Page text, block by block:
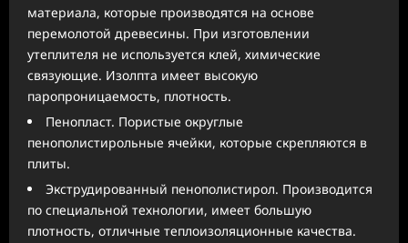
материала, которые производятся на основе
перемолотой древесины. При изготовлении
утеплителя не используется клей, химические
связующие. Изолпта имеет высокую
паропроницаемость, плотность.
Пенопласт. Пористые округлые
пенополистирольные ячейки, которые скрепляются в
плиты.
Экструдированный пенополистирол. Производится
по специальной технологии, имеет большую
плотность, отличные теплоизоляционные качества.